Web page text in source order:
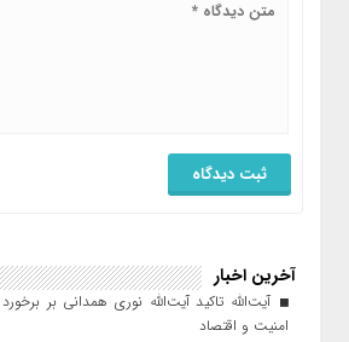
آخرین اخبار
آیت‌الله تاکید آیت‌الله نوری همدانی بر
امنیت و اقتصاد